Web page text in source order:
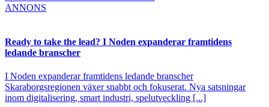
ANNONS
Ready to take the lead? I Noden expanderar framtidens
ledande branscher
I Noden expanderar framtidens ledande branscher
Skaraborgsregionen växer snabbt och fokuserat. Nya satsningar
inom digitalisering, smart industri, spelutveckling [...]